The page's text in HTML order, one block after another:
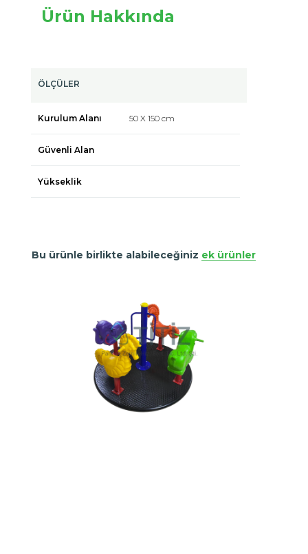
Ürün Hakkında
ÖLÇÜLER
Kurulum Alanı 50 X 150 cm
Güvenli Alan
Yükseklik
Bu ürünle birlikte alabileceğiniz ek ürünler